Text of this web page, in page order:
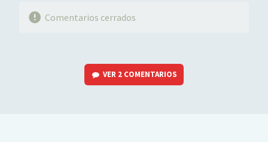
Comentarios cerrados
VER 2 COMENTARIOS